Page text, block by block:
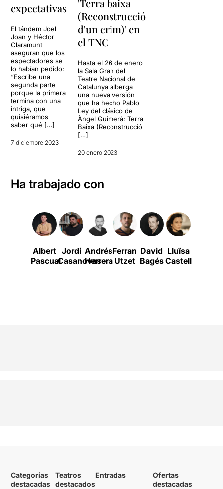
expectativas
El tándem Joel
Joan y Héctor
Claramunt
aseguran que los
espectadores se
lo habían pedido:
“Escribe una
segunda parte
porque la primera
termina con una
intriga, que
quisiéramos
saber qué […]
7 diciembre 2023
'Terra baixa
(Reconstrucció
d'un crim)' en
el TNC
Hasta el 26 de enero
la Sala Gran del
Teatre Nacional de
Catalunya alberga
una nueva versión
que ha hecho Pablo
Ley del clásico de
Àngel Guimerà: Terra
Baixa (Reconstrucció
[…]
20 enero 2023
Ha trabajado con
Albert
Pascual
Jordi
Casanovas
Andrés
Herrera
Ferran
Utzet
David
Bagés
Lluïsa
Castell
Categorías
destacadas
Teatros
destacados
Entradas
Ofertas
destacadas